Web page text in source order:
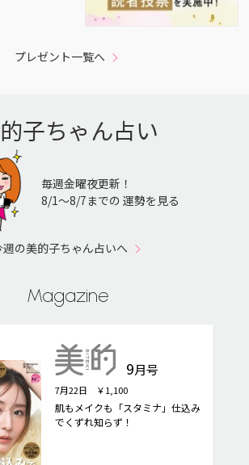
プレゼント一覧へ
子ちゃん占い
毎週金曜夜更新！
8/1〜8/7までの 運勢を見る
週の美的子ちゃん占いへ
Magazine
9月号
7月22日 ￥1,100
肌もメイクも「スタミナ」仕込み
でくずれ知らず！